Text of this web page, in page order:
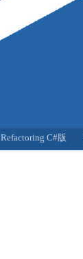
Refactoring C#版